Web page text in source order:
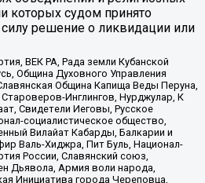
которых судом принято
решение о ликвидации или
ВЕК РА, Рада земли Кубанской
Община Духовного Управления
Община Капища Веды Перуна,
Инглингов, Нурджулар, К
Свидетели Иеговы, Русское
социалистическое общество,
Вилайат Кабарды, Балкарии и
Валь-Хиджра, Пит Буль, Национал-
России, Славянский союз,
Дьявола, Армия воли народа,
Инициатива города Череповца,